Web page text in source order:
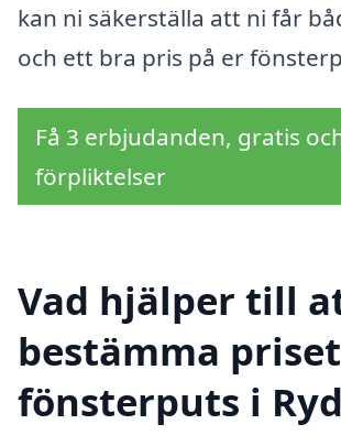
kan ni säkerställa att ni får
och ett bra pris på er
Få 3 erbjudanden, gratis
förpliktelser
Vad hjälper till
bestämma
fönsterputs i